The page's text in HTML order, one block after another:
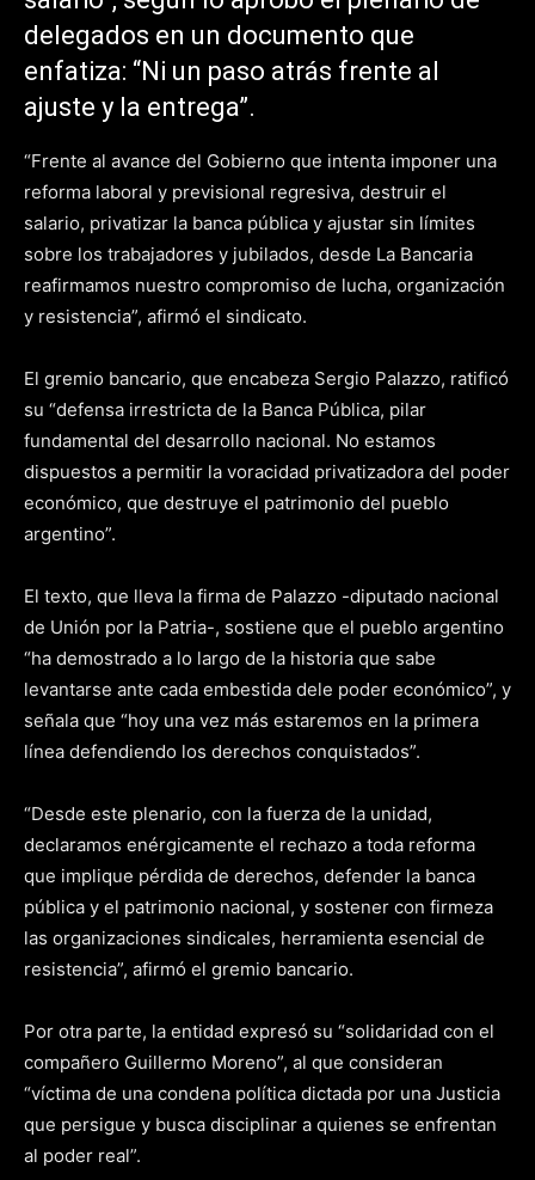
delegados en un documento que
enfatiza: “Ni un paso atrás frente al
ajuste y la entrega”.
“Frente al avance del Gobierno que intenta imponer una
reforma laboral y previsional regresiva, destruir el
salario, privatizar la banca pública y ajustar sin límites
sobre los trabajadores y jubilados, desde La Bancaria
reafirmamos nuestro compromiso de lucha, organización
y resistencia”, afirmó el sindicato.
El gremio bancario, que encabeza Sergio Palazzo, ratificó
su “defensa irrestricta de la Banca Pública, pilar
fundamental del desarrollo nacional. No estamos
dispuestos a permitir la voracidad privatizadora del poder
económico, que destruye el patrimonio del pueblo
argentino”.
El texto, que lleva la firma de Palazzo -diputado nacional
de Unión por la Patria-, sostiene que el pueblo argentino
“ha demostrado a lo largo de la historia que sabe
levantarse ante cada embestida dele poder económico”, y
señala que “hoy una vez más estaremos en la primera
línea defendiendo los derechos conquistados”.
“Desde este plenario, con la fuerza de la unidad,
declaramos enérgicamente el rechazo a toda reforma
que implique pérdida de derechos, defender la banca
pública y el patrimonio nacional, y sostener con firmeza
las organizaciones sindicales, herramienta esencial de
resistencia”, afirmó el gremio bancario.
Por otra parte, la entidad expresó su “solidaridad con el
compañero Guillermo Moreno”, al que consideran
“víctima de una condena política dictada por una Justicia
que persigue y busca disciplinar a quienes se enfrentan
al poder real”.